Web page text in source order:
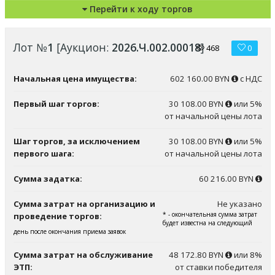
Перейти к ходу торгов
Лот №1 [Аукцион: 2026.Ч.002.00018]468 0
Начальная цена имущества: 602 160.00 BYN с НДС
Первый шаг торгов: 30 108.00 BYN
или 5%
от начальной цены лота
Шаг торгов, за исключением
первого шага:
30 108.00 BYN
или 5%
от начальной цены лота
Сумма задатка: 60 216.00 BYN
Сумма затрат на организацию и
проведение торгов:
Не указано
* - окончательная сумма затрат
будет известна на следующий
день после окончания приема заявок
Сумма затрат на обслуживание
ЭТП:
48 172.80 BYN
или 8%
от ставки победителя